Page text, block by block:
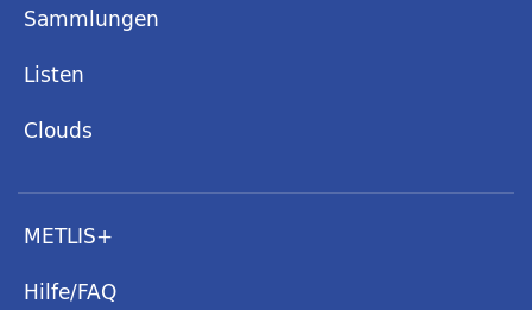
Sammlungen
Listen
Clouds
METLIS+
Hilfe/FAQ